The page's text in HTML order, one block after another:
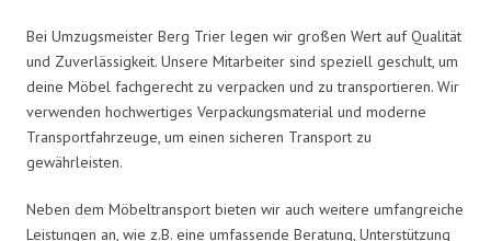
Bei Umzugsmeister Berg Trier legen wir großen Wert auf Qualität
und Zuverlässigkeit. Unsere Mitarbeiter sind speziell geschult, um
deine Möbel fachgerecht zu verpacken und zu transportieren. Wir
verwenden hochwertiges Verpackungsmaterial und moderne
Transportfahrzeuge, um einen sicheren Transport zu
gewährleisten.
Neben dem Möbeltransport bieten wir auch weitere umfangreiche
Leistungen an, wie z.B. eine umfassende Beratung, Unterstützung